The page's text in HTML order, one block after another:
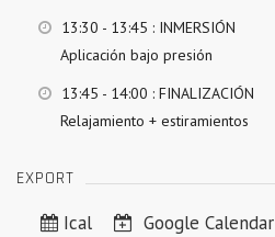
13:30 - 13:45 : INMERSIÓN
Aplicación bajo presión
13:45 - 14:00 : FINALIZACIÓN
Relajamiento + estiramientos
EXPORT
Ical Google Calendar